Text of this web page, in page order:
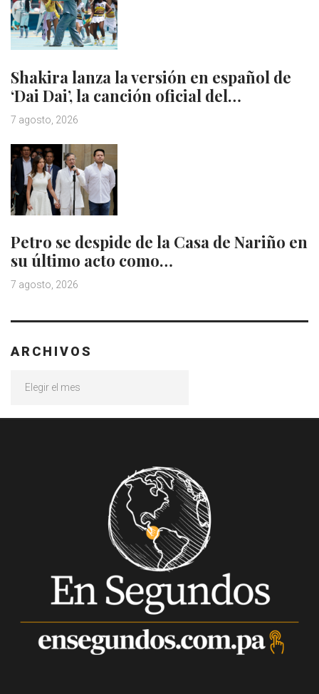
Shakira lanza la versión en español de
‘Dai Dai’, la canción oficial del…
7 agosto, 2026
Petro se despide de la Casa de Nariño en
su último acto como…
7 agosto, 2026
ARCHIVOS